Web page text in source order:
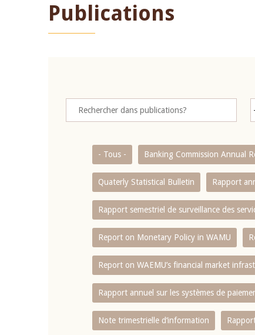
Publications
- Tous - Banking Commission Annual
Quaterly Statistical Bulletin Rapport
Rapport semestriel de surveillance des
Report on Monetary Policy in WAMU
Report on WAEMU’s financial market
Rapport annuel sur les systèmes de
Note trimestrielle d‘information